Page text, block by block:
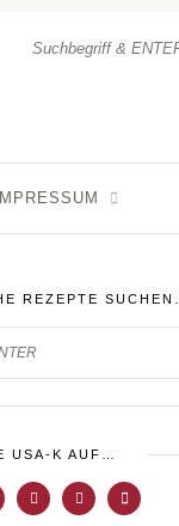
IMPRESSUM
REZEPTE
USA-K AUF…